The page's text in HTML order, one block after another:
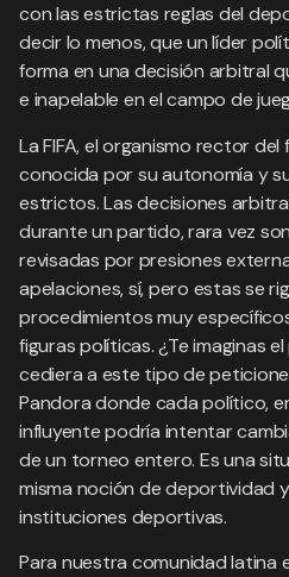
con las estrictas reglas del
decir lo menos, que un líder
forma en una decisión arbitral
e inapelable en el campo de
La FIFA, el organismo rector del
conocida por su autonomía y
estrictos. Las decisiones
durante un partido, rara vez
revisadas por presiones
apelaciones, sí, pero estas se
procedimientos muy
figuras políticas. ¿Te imaginas
cediera a este tipo de
Pandora donde cada político,
influyente podría intentar
de un torneo entero. Es una
misma noción de deportividad
instituciones deportivas.
Para nuestra comunidad latina